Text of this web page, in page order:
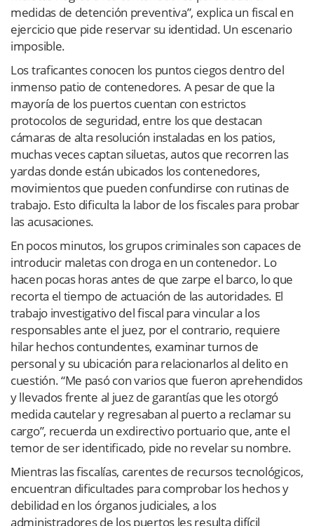
medidas de detención preventiva”, explica un fiscal en
ejercicio que pide reservar su identidad. Un escenario
imposible.
Los traficantes conocen los puntos ciegos dentro del
inmenso patio de contenedores. A pesar de que la
mayoría de los puertos cuentan con estrictos
protocolos de seguridad, entre los que destacan
cámaras de alta resolución instaladas en los patios,
muchas veces captan siluetas, autos que recorren las
yardas donde están ubicados los contenedores,
movimientos que pueden confundirse con rutinas de
trabajo. Esto dificulta la labor de los fiscales para probar
las acusaciones.
En pocos minutos, los grupos criminales son capaces de
introducir maletas con droga en un contenedor. Lo
hacen pocas horas antes de que zarpe el barco, lo que
recorta el tiempo de actuación de las autoridades. El
trabajo investigativo del fiscal para vincular a los
responsables ante el juez, por el contrario, requiere
hilar hechos contundentes, examinar turnos de
personal y su ubicación para relacionarlos al delito en
cuestión. “Me pasó con varios que fueron aprehendidos
y llevados frente al juez de garantías que les otorgó
medida cautelar y regresaban al puerto a reclamar su
cargo”, recuerda un exdirectivo portuario que, ante el
temor de ser identificado, pide no revelar su nombre.
Mientras las fiscalías, carentes de recursos tecnológicos,
encuentran dificultades para comprobar los hechos y
debilidad en los órganos judiciales, a los
administradores de los puertos les resulta difícil